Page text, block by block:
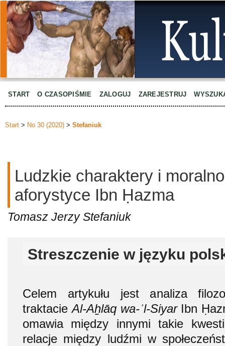
START O CZASOPIŚMIE ZALOGUJ ZAREJESTRUJ
Start > No 30 (2020) > Stefaniuk
Ludzkie charaktery i
aforystyce Ibn Ḥazma
Tomasz Jerzy Stefaniuk
Streszczenie w języku
Celem artykułu jest analiza
traktacieAl-Aẖlāq wa-ʾl-SiyarIbn
omawia między innymi takie
relacje między ludźmi w